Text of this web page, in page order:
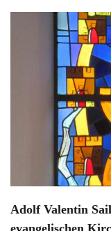
Adolf Valentin